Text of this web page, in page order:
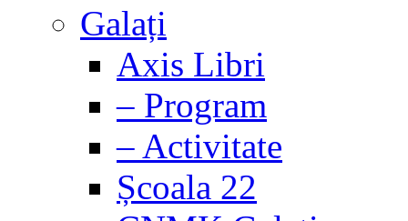
Galați
Axis Libri
– Program
– Activitate
Școala 22